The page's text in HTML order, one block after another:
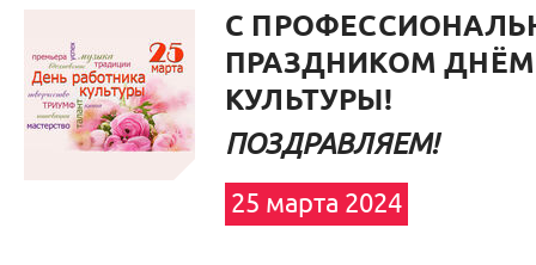
С
ПРАЗДНИКОМ
КУЛЬТУРЫ!
ПОЗДРАВЛЯЕМ!
25 марта 2024